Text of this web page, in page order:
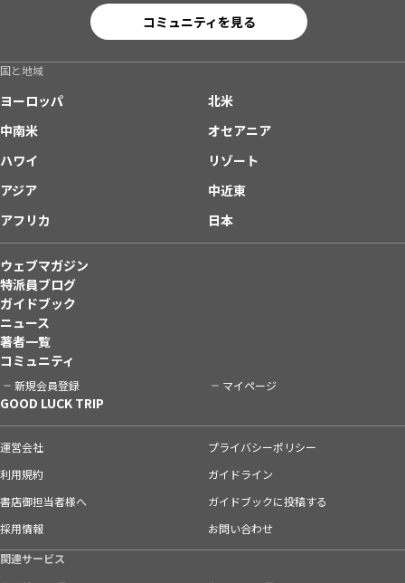
コミュニティを見る
国と地域
ヨーロッパ
北米
中南米
オセアニア
ハワイ
リゾート
アジア
中近東
アフリカ
日本
ウェブマガジン
特派員ブログ
ガイドブック
ニュース
著者一覧
コミュニティ
新規会員登録 マイページ
GOOD LUCK TRIP
運営会社
プライバシーポリシー
利用規約
ガイドライン
書店御担当者様へ
ガイドブックに投稿する
採用情報
お問い合わせ
関連サービス